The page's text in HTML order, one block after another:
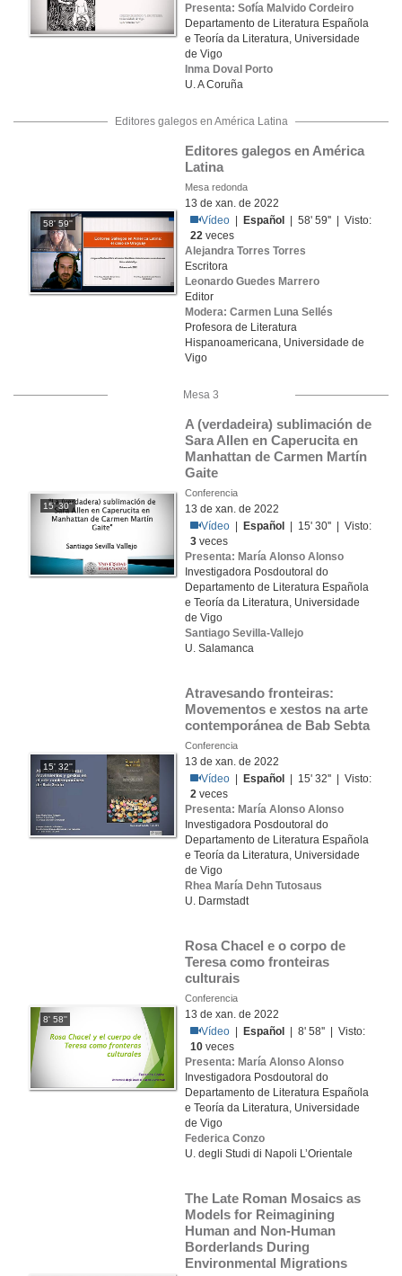
Presenta: Sofía Malvido Cordeiro
Departamento de Literatura Española
e Teoría da Literatura, Universidade
de Vigo
Inma Doval Porto
U. A Coruña
Editores galegos en América Latina
58' 59''
Editores galegos en América
Latina
Mesa redonda
13 de xan. de 2022
Vídeo
Español
| 58' 59'' | Visto:
22 veces
Alejandra Torres Torres
Escritora
Leonardo Guedes Marrero
Editor
Modera: Carmen Luna Sellés
Profesora de Literatura
Hispanoamericana, Universidade de
Vigo
Mesa 3
15' 30''
A (verdadeira) sublimación de
Sara Allen en Caperucita en
Manhattan de Carmen Martín
Gaite
Conferencia
13 de xan. de 2022
Vídeo
Español
| 15' 30'' | Visto:
3 veces
Presenta: María Alonso Alonso
Investigadora Posdoutoral do
Departamento de Literatura Española
e Teoría da Literatura, Universidade
de Vigo
Santiago Sevilla-Vallejo
U. Salamanca
15' 32''
Atravesando fronteiras:
Movementos e xestos na arte
contemporánea de Bab Sebta
Conferencia
13 de xan. de 2022
Vídeo
Español
| 15' 32'' | Visto:
2 veces
Presenta: María Alonso Alonso
Investigadora Posdoutoral do
Departamento de Literatura Española
e Teoría da Literatura, Universidade
de Vigo
Rhea María Dehn Tutosaus
U. Darmstadt
8' 58''
Rosa Chacel e o corpo de
Teresa como fronteiras
culturais
Conferencia
13 de xan. de 2022
Vídeo
Español
| 8' 58'' | Visto:
10 veces
Presenta: María Alonso Alonso
Investigadora Posdoutoral do
Departamento de Literatura Española
e Teoría da Literatura, Universidade
de Vigo
Federica Conzo
U. degli Studi di Napoli L’Orientale
The Late Roman Mosaics as
Models for Reimagining
Human and Non-Human
Borderlands During
Environmental Migrations